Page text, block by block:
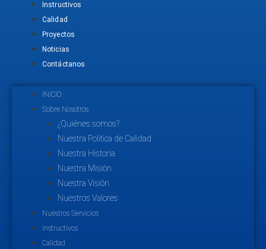
Instructivos
Calidad
Proyectos
Noticias
Contáctanos
INICIO
Sobre Nosotros
¿Quiénes somos?
Nuestra Política de Calidad
Nuestra Historia
Nuestra Misión
Nuestra Visión
Nuestros Valores
Nuestros Servicios
Instructivos
Calidad